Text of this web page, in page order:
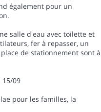
également pour un
salle d'eau avec toilette et
fer à repasser, un
de stationnement sont à
15/09
pour les familles, la